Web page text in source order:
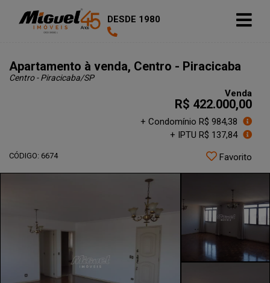
DESDE 1980
Apartamento à venda, Centro - Piracicaba
Centro - Piracicaba/SP
Venda
R$ 422.000,00
+ Condomínio R$ 984,38
+ IPTU R$ 137,84
CÓDIGO: 6674 Favorito